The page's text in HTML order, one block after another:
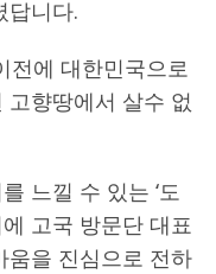
답니다.
전에 대한민국으로
향땅에서 살수 없
느낄 수 있는 ‘도
고국 방문단 대표
움을 진심으로 전하